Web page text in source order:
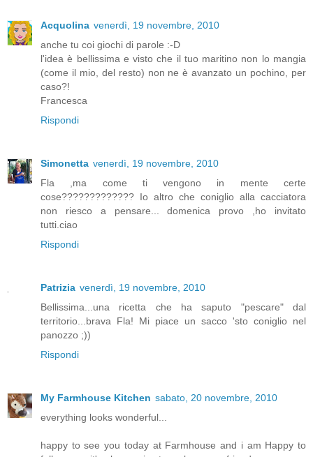
Acquolina venerdì, 19 novembre, 2010
anche tu coi giochi di parole :-D
l'idea è bellissima e visto che il tuo maritino non lo mangia
(come il mio, del resto) non ne è avanzato un pochino, per
caso?!
Francesca
Rispondi
Simonetta venerdì, 19 novembre, 2010
Fla ,ma come ti vengono in mente certe
cose????????????? Io altro che coniglio alla cacciatora
non riesco a pensare... domenica provo ,ho invitato
tutti.ciao
Rispondi
Patrizia venerdì, 19 novembre, 2010
Bellissima...una ricetta che ha saputo "pescare" dal
territorio...brava Fla! Mi piace un sacco 'sto coniglio nel
panozzo ;))
Rispondi
My Farmhouse Kitchen sabato, 20 novembre, 2010
everything looks wonderful...
happy to see you today at Farmhouse and i am Happy to